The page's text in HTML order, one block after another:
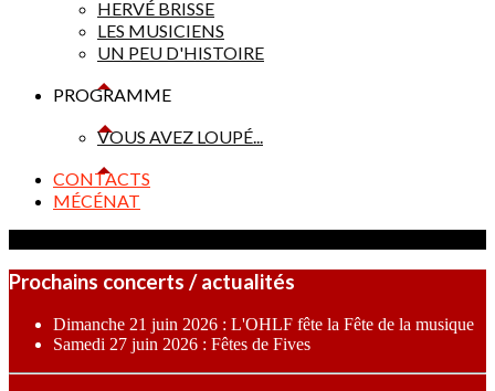
HERVÉ BRISSE
LES MUSICIENS
UN PEU D'HISTOIRE
PROGRAMME
VOUS AVEZ LOUPÉ...
CONTACTS
MÉCÉNAT
Prochains concerts / actualités
Dimanche 21 juin 2026 : L'OHLF fête la Fête de la musique
Samedi 27 juin 2026 : Fêtes de Fives